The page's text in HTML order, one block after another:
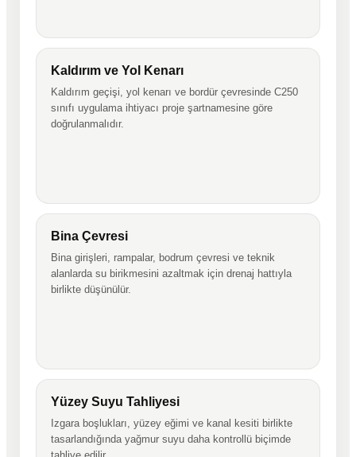
Kaldırım ve Yol Kenarı
Kaldırım geçişi, yol kenarı ve bordür çevresinde C250
sınıfı uygulama ihtiyacı proje şartnamesine göre
doğrulanmalıdır.
Bina Çevresi
Bina girişleri, rampalar, bodrum çevresi ve teknik
alanlarda su birikmesini azaltmak için drenaj hattıyla
birlikte düşünülür.
Yüzey Suyu Tahliyesi
Izgara boşlukları, yüzey eğimi ve kanal kesiti birlikte
tasarlandığında yağmur suyu daha kontrollü biçimde